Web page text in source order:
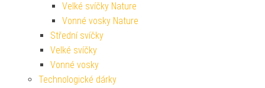
Velké svíčky Nature
Vonné vosky Nature
Střední svíčky
Velké svíčky
Vonné vosky
Technologické dárky